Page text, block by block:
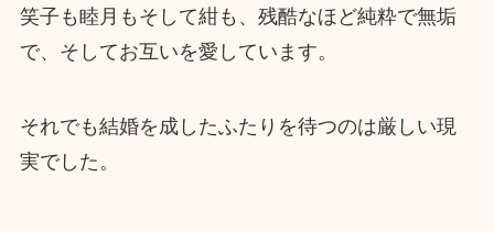
笑子も睦月もそして紺も、残酷なほど純粋で無垢
で、そしてお互いを愛しています。
それでも結婚を成したふたりを待つのは厳しい現
実でした。